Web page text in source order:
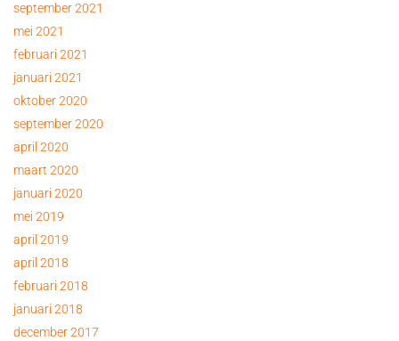
september 2021
mei 2021
februari 2021
januari 2021
oktober 2020
september 2020
april 2020
maart 2020
januari 2020
mei 2019
april 2019
april 2018
februari 2018
januari 2018
december 2017